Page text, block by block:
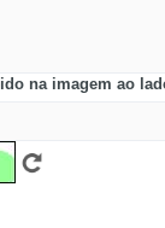
na imagem ao